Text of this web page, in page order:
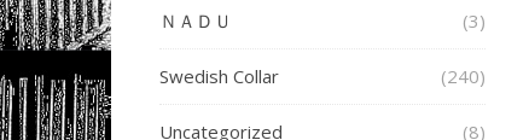
ＮＡＤＵ (3)
Swedish Collar (240)
Uncategorized (8)